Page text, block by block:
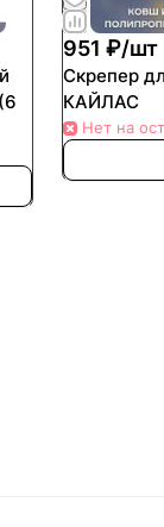
951 ₽/шт
Скрепер
КАЙЛАС
Нет на